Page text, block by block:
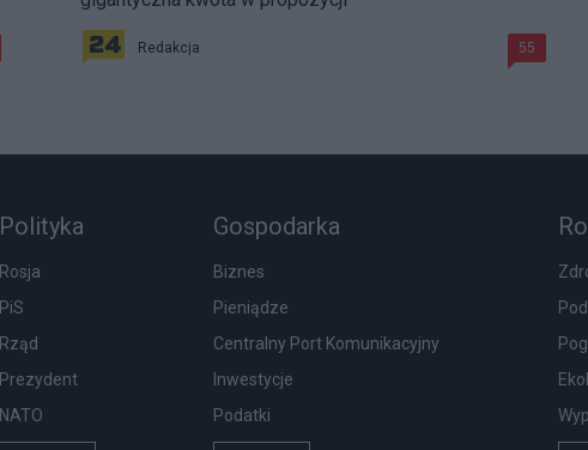
Redakcja 55
Polityka
Rosja
PiS
Rząd
Prezydent
NATO
Gospodarka
Biznes
Pieniądze
Centralny Port Komunikacyjny
Inwestycje
Podatki